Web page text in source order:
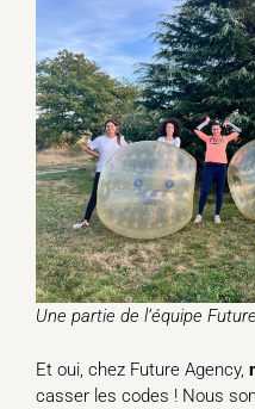
Une partie de l’équipe
Et oui, chez Future Agency,
casser les codes ! Nous